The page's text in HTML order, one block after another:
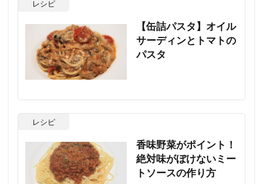
レシピ
【缶詰パスタ】オイル
サーディンとトマトの
パスタ
レシピ
香味野菜がポイント！
絶対味がぼけないミー
トソースの作り方